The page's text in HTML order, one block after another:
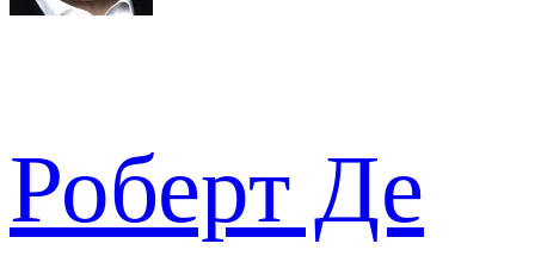
Роберт Де